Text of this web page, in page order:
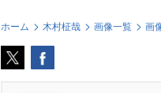
ホーム 木村柾哉 画像一覧 画